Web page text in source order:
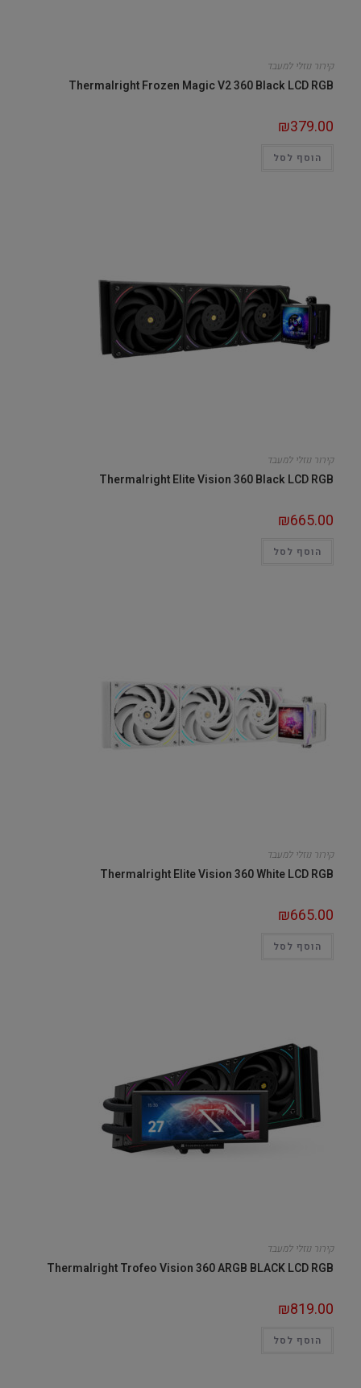
קירור נוזלי למעבד
Thermalright Frozen Magic V2 360 Black LCD RGB
₪379.00
הוסף לסל
קירור נוזלי למעבד
Thermalright Elite Vision 360 Black LCD RGB
₪665.00
הוסף לסל
קירור נוזלי למעבד
Thermalright Elite Vision 360 White LCD RGB
₪665.00
הוסף לסל
קירור נוזלי למעבד
Thermalright Trofeo Vision 360 ARGB BLACK LCD RGB
₪819.00
הוסף לסל